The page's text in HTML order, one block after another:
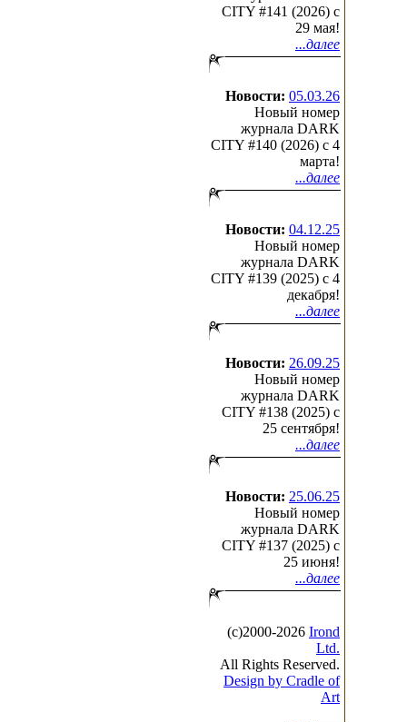
CITY #141 (2026) c
29 мая!
...далее
Новости: 05.03.26
Новый номер
журнала DARK
CITY #140 (2026) c 4
марта!
...далее
Новости: 04.12.25
Новый номер
журнала DARK
CITY #139 (2025) c 4
декабря!
...далее
Новости: 26.09.25
Новый номер
журнала DARK
CITY #138 (2025) c
25 сентября!
...далее
Новости: 25.06.25
Новый номер
журнала DARK
CITY #137 (2025) c
25 июня!
...далее
(с)2000-2026 Irond
Ltd.
All Rights Reserved.
Design by Cradle of
Art